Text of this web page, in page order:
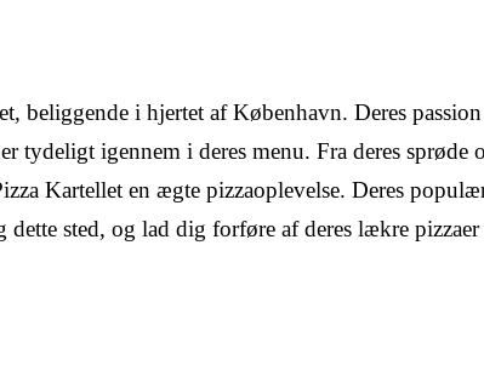
beliggende i hjertet af København. Deres passion
tydeligt igennem i deres menu. Fra deres sprøde
Kartellet en ægte pizzaoplevelse. Deres
sted, og lad dig forføre af deres lækre pizzaer